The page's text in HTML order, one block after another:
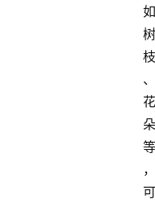
如
树
枝
、
花
朵
等
，
可